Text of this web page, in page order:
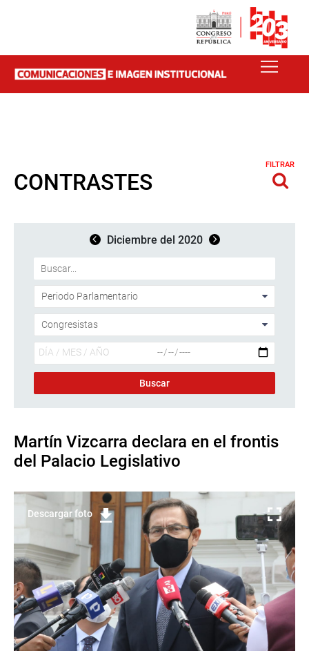
CONTRASTES
FILTRAR
Diciembre del 2020
Martín Vizcarra declara en el frontis
del Palacio Legislativo
Descargar foto